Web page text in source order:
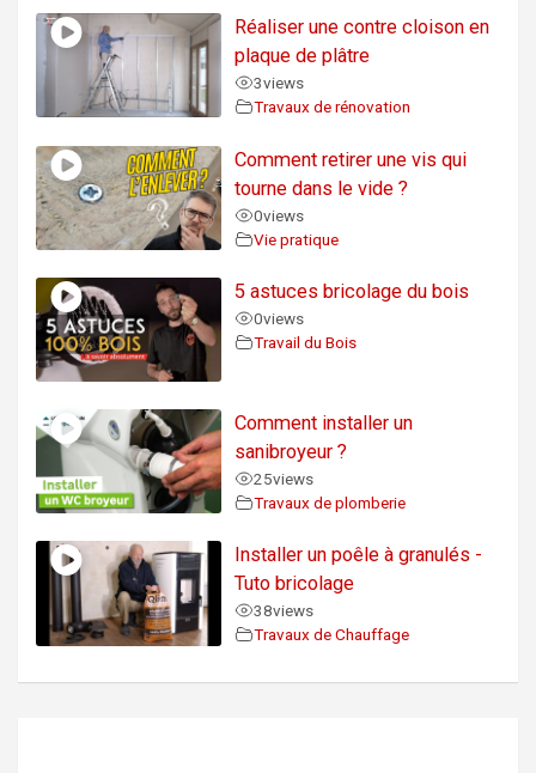
Réaliser une contre cloison en
plaque de plâtre
3views
Travaux de rénovation
Comment retirer une vis qui
tourne dans le vide ?
0views
Vie pratique
5 astuces bricolage du bois
0views
Travail du Bois
Comment installer un
sanibroyeur ?
25views
Travaux de plomberie
Installer un poêle à granulés -
Tuto bricolage
38views
Travaux de Chauffage